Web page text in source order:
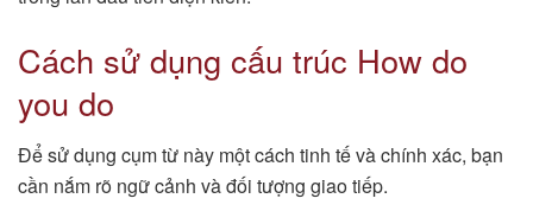
Cách sử dụng cấu trúc How do
you do
Để sử dụng cụm từ này một cách tinh tế và chính xác, bạn
cần nắm rõ ngữ cảnh và đối tượng giao tiếp.